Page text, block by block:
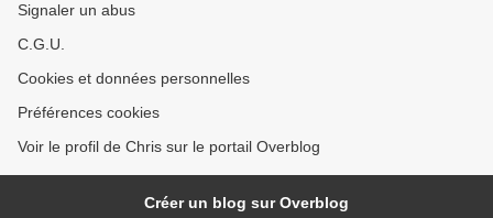
Signaler un abus
C.G.U.
Cookies et données personnelles
Préférences cookies
Voir le profil de Chris sur le portail Overblog
Créer un blog sur Overblog